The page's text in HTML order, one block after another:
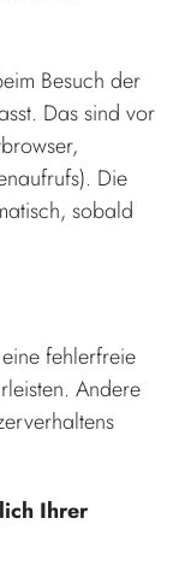
Besuch der
Das sind vor
Die
sobald
fehlerfreie
Andere
Ihrer